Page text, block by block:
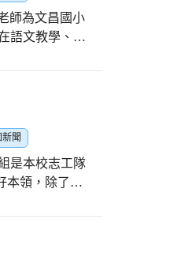
李秀
小來表演精
師為文昌國小
語文教學、備
的評量還包
型的題目對照
教學只是活
的有效教學
教學。最後，
聞
本領，除了在
有兩位夥伴
》是舒緩情